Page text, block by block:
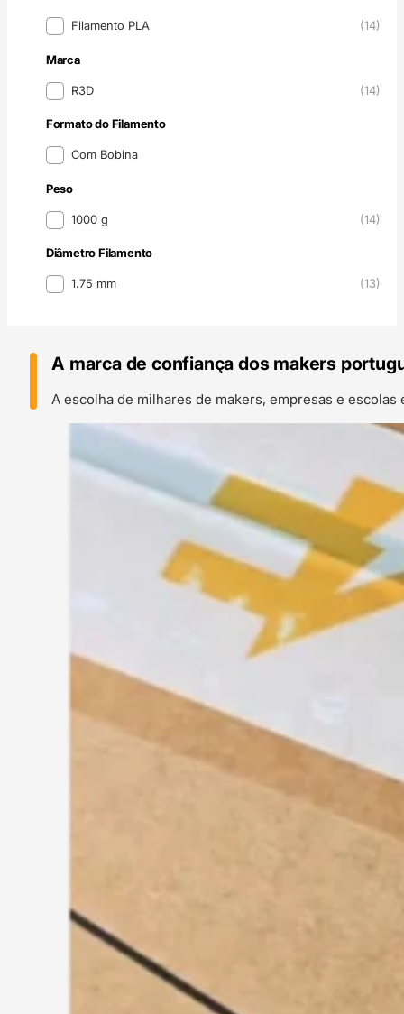
Material Filamento 3D
Filamento PLA (14)
Marca
MarcaR3D (14)
Formato do Filamento
Formato do Filamento
Com Bobina
Peso
Peso1000 g (14)
Diâmetro Filamento
Diâmetro Filamento
1.75 mm (13)
A marca de confiança dos makers
A escolha de milhares de makers, empresas e escolas